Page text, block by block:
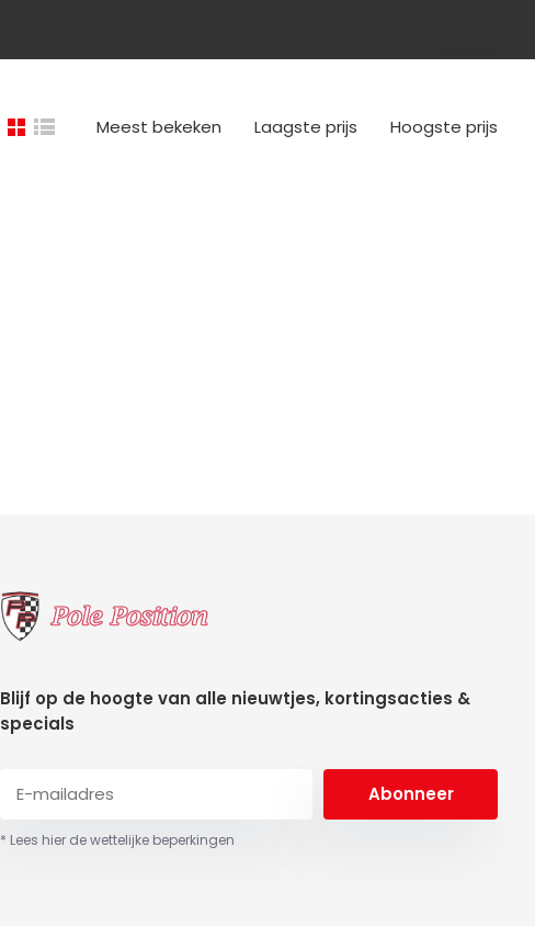
Meest bekeken Laagste prijs Hoogste prijs
Blijf op de hoogte van alle nieuwtjes, kortingsacties &
specials
Abonneer
* Lees hier de wettelijke beperkingen